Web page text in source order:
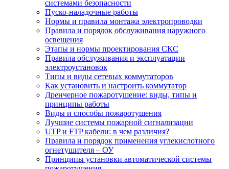
системами безопасности
Пуско-наладочные работы
Нормы и правила монтажа электропроводки
Правила и порядок обслуживания наружного
освещения
Этапы и нормы проектирования СКС
Правила обслуживания и эксплуатации
электроустановок
Типы и виды сетевых коммутаторов
Как установить и настроить коммутатор
Дренчерное пожаротушение: виды, типы и
принципы работы
Виды и способы пожаротушения
Лучшие системы пожарной сигнализации
UTP и FTP кабели: в чем различия?
Правила и порядок применения углекислотного
огнетушителя – ОУ
Принципы установки автоматической системы